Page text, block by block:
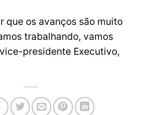
que os avanços são muito
trabalhando, vamos
presidente Executivo,